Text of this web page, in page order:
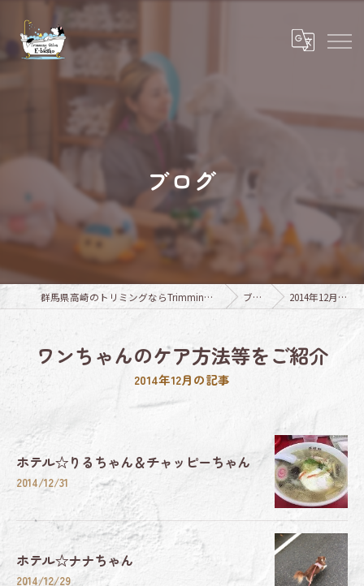
ブログ
群馬県高崎のトリミングならTrimming Salon E-basho ブログ 2014年12月の記事
ワンちゃんのケア方法等をご紹介
2014年12月の記事
ホテル☆りるちゃん＆チャッピーちゃん
2014/12/31
ホテル☆ナナちゃん
2014/12/29